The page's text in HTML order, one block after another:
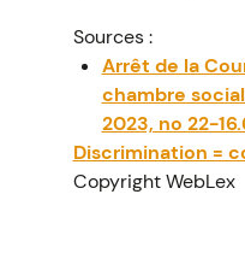
Sources :
Arrêt de la
chambre
2023, no 22-
Discrimination =
Copyright WebLex